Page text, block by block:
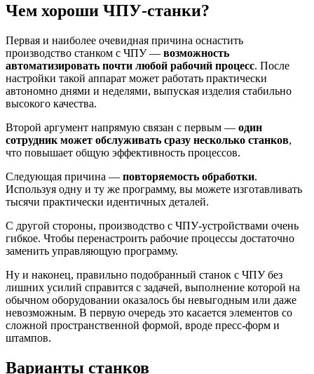
Чем хороши ЧПУ-станки?
Первая и наиболее очевидная причина оснастить
производство станком с ЧПУ — возможность
автоматизировать почти любой рабочий процесс. После
настройки такой аппарат может работать практически
автономно днями и неделями, выпуская изделия стабильно
высокого качества.
Второй аргумент напрямую связан с первым — один
сотрудник может обслуживать сразу несколько станков,
что повышает общую эффективность процессов.
Следующая причина — повторяемость обработки.
Используя одну и ту же программу, вы можете изготавливать
тысячи практически идентичных деталей.
С другой стороны, производство с ЧПУ-устройствами очень
гибкое. Чтобы перенастроить рабочие процессы достаточно
заменить управляющую программу.
Ну и наконец, правильно подобранный станок с ЧПУ без
лишних усилий справится с задачей, выполнение которой на
обычном оборудовании оказалось бы невыгодным или даже
невозможным. В первую очередь это касается элементов со
сложной пространственной формой, вроде пресс-форм и
штампов.
Варианты станков